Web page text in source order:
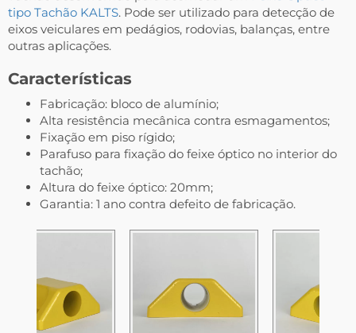
tipo Tachão KALTS. Pode ser utilizado para detecção de
eixos veiculares em pedágios, rodovias, balanças, entre
outras aplicações.
Características
Fabricação: bloco de alumínio;
Alta resistência mecânica contra esmagamentos;
Fixação em piso rígido;
Parafuso para fixação do feixe óptico no interior do
tachão;
Altura do feixe óptico: 20mm;
Garantia: 1 ano contra defeito de fabricação.